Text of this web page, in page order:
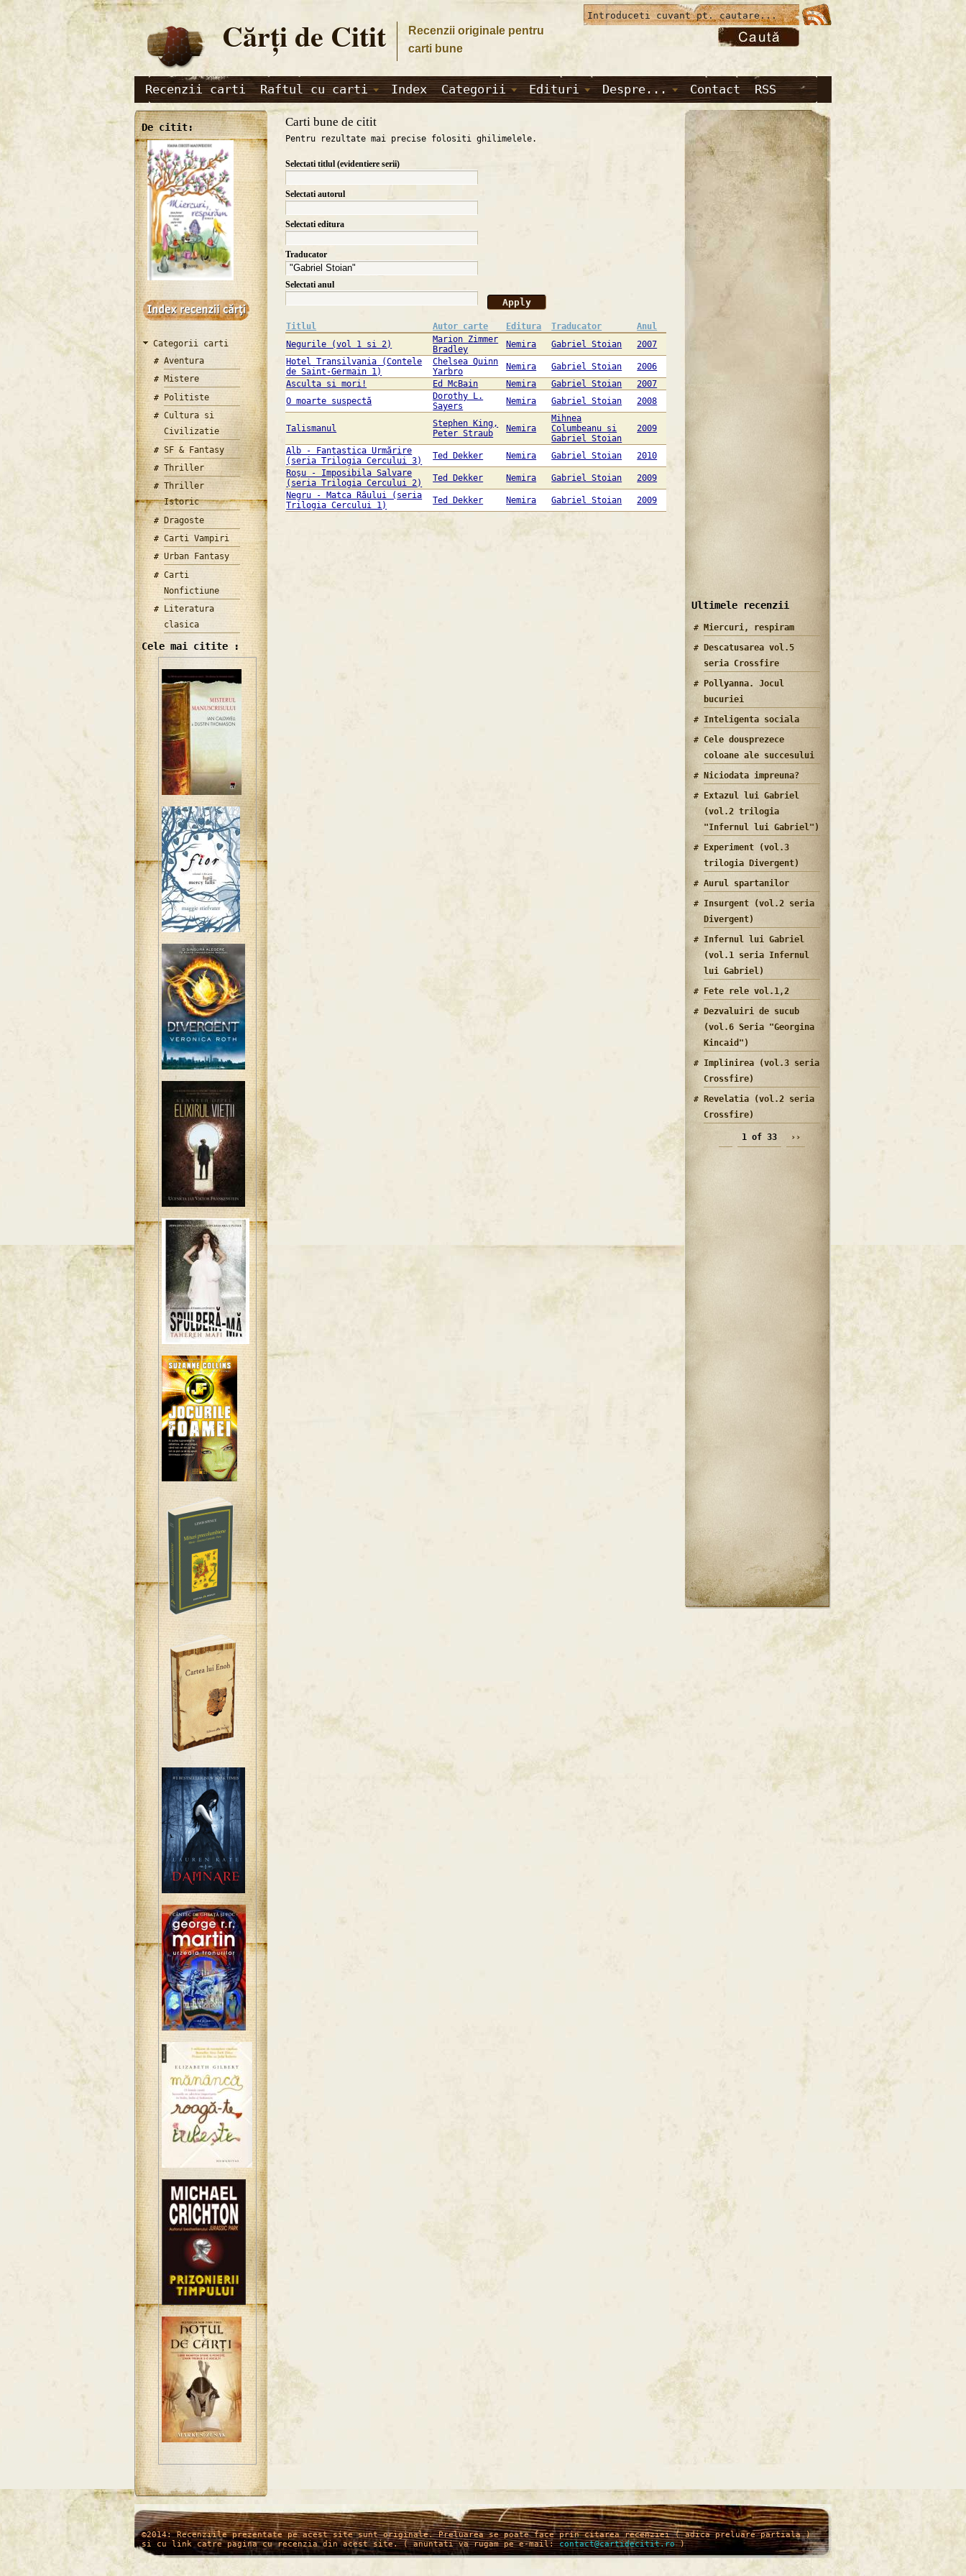
Cărţi de Citit
Recenzii originale pentru
carti bune
Recenzii carti Raftul cu carti Index Categorii Edituri Despre... Contact RSS
De citit:
Categorii carti
Aventura
Mistere
Politiste
Cultura si
Civilizatie
SF & Fantasy
Thriller
Thriller
Istoric
Dragoste
Carti Vampiri
Urban Fantasy
Carti
Nonfictiune
Literatura
clasica
Cele mai citite :
Carti bune de citit
Pentru rezultate mai precise folositi ghilimelele.
Selectati titlul (evidentiere serii)
Selectati autorul
Selectati editura
Traducator
Selectati anul
Titlul Autor carte Editura Traducator
Anul
Negurile (vol 1 si 2)
Marion Zimmer
Bradley
Nemira Gabriel Stoian
2007
Hotel Transilvania (Contele
de Saint-Germain 1)
Chelsea Quinn
Yarbro
Nemira Gabriel Stoian
2006
Asculta si mori!
Ed McBain Nemira Gabriel Stoian
2007
O moarte suspectă
Dorothy L.
Sayers
Nemira Gabriel Stoian 2008
Talismanul
Stephen King,
Peter Straub
Nemira
Mihnea
Columbeanu si
Gabriel Stoian
2009
Alb - Fantastica Urmărire
(seria Trilogia Cercului 3)
Ted Dekker Nemira Gabriel Stoian
2010
Roşu - Imposibila Salvare
(seria Trilogia Cercului 2)
Ted Dekker Nemira Gabriel Stoian
2009
Negru - Matca Răului (seria
Trilogia Cercului 1)
Ted Dekker Nemira Gabriel Stoian 2009
Ultimele recenzii
Miercuri, respiram
Descatusarea vol.5
seria Crossfire
Pollyanna. Jocul
bucuriei
Inteligenta sociala
Cele dousprezece
coloane ale succesului
Niciodata impreuna?
Extazul lui Gabriel
(vol.2 trilogia
"Infernul lui Gabriel")
Experiment (vol.3
trilogia Divergent)
Aurul spartanilor
Insurgent (vol.2 seria
Divergent)
Infernul lui Gabriel
(vol.1 seria Infernul
lui Gabriel)
Fete rele vol.1,2
Dezvaluiri de sucub
(vol.6 Seria "Georgina
Kincaid")
Implinirea (vol.3 seria
Crossfire)
Revelatia (vol.2 seria
Crossfire)
1 of 33 ››
/* */
©2014: Recenziile prezentate pe acest site sunt originale. Preluarea se poate face prin citarea recenziei ( adica preluare partiala )
si cu link catre pagina cu recenzia din acest site. ( anuntati va rugam pe e-mail:contact@cartidecitit.ro)